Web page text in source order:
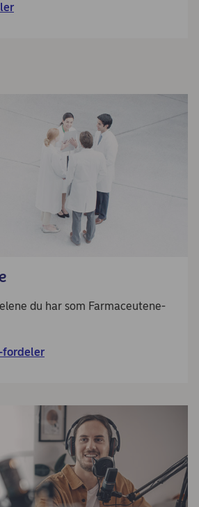
du har som Farmaceutene-
fordeler